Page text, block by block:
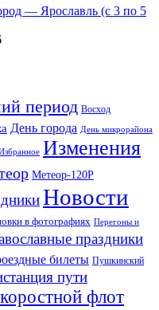
— Ярославль (с 3 по 5
период Восход
День города День микрорайона
Изменения
Метеор-120Р
Новости
в фотографиях Перегоны и
праздники
билеты Пушкинский
пути
флот